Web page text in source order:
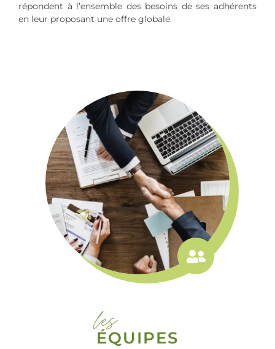
répondent à l’ensemble des besoins de ses adhérents
en leur proposant une offre globale.
les
ÉQUIPES